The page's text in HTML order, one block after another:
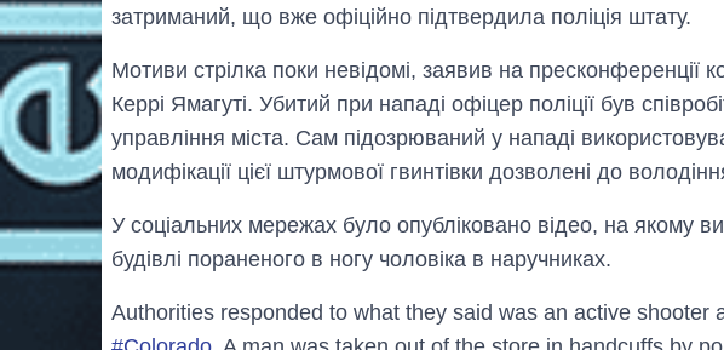
затриманий, що вже офіційно підтвердила поліція штату.
Мотиви стрілка поки невідомі, заявив на пресконференції
Керрі Ямагуті. Убитий при нападі офіцер поліції був
управління міста. Сам підозрюваний у нападі
модифікації цієї штурмової гвинтівки дозволені до
У соціальних мережах було опубліковано відео, на якому
будівлі пораненого в ногу чоловіка в наручниках.
Authorities responded to what they said was an active shooter